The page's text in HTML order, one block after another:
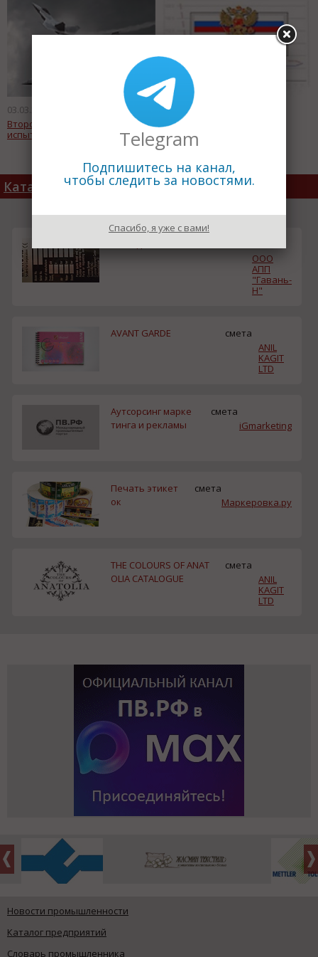
03.03.2011
Второй истребитель Т-50 начал
испытания
03.03.2011
0.8% --инфляция в феврале
Каталог товаров
ООО
АПП
"Гавань-
Н"
AVANT GARDE
смета
ANIL
KAGIT
LTD
Аутсорсинг марке
тинга и рекламы
смета
iGmarketing
Печать этикет
ок
смета
Маркеровка.ру
THE COLOURS OF ANAT
OLIA CATALOGUE
смета
ANIL
KAGIT
LTD
Новости промышленности
Каталог предприятий
Словарь промышленника
Telegram
Подпишитесь на канал,
чтобы следить за новостями.
Спасибо, я уже с вами!